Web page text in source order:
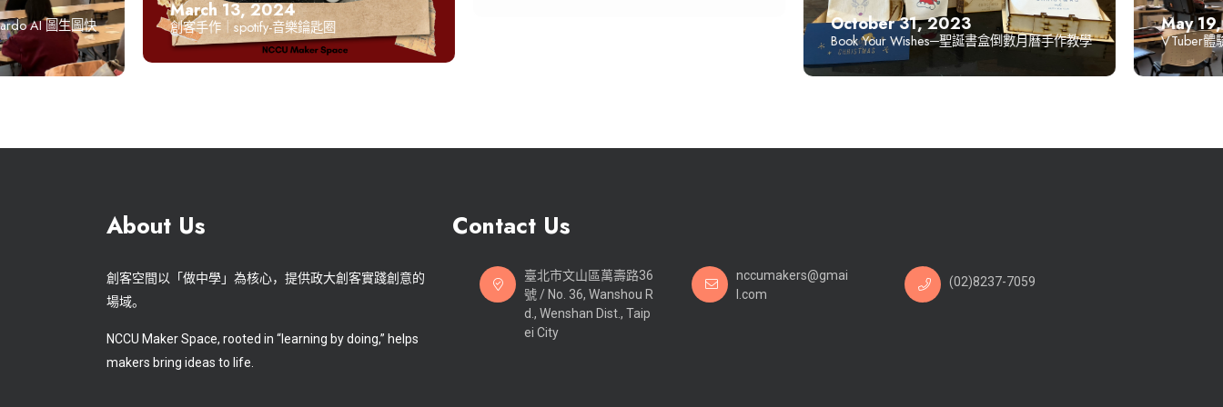
AI 圖生圖快
March 13, 2024
創客手作｜spotify-音樂鑰匙圈 October 31, 2023
Book Your Wishes─聖誕書盒倒數月曆手作教學
May 19,
VTuber體驗
About Us
創客空間以「做中學」為核心，提供政大創客實踐創意的
場域。
NCCU Maker Space, rooted in “learning by doing,” helps
makers bring ideas to life.
Contact Us
臺北市文山區萬壽路36
號 / No. 36, Wanshou R
d., Wenshan Dist., Taip
ei City
nccumakers@gmai
l.com
(02)8237-7059